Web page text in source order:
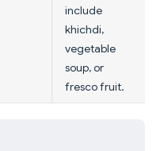
include
khichdi,
vegetable
soup, or
fresco fruit.